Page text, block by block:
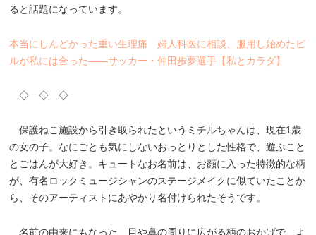
ると話題になっています。
本当にしんどかった重い生理痛 婦人科医に相談、服用し始めたピ
ルが私には合った――サッカー・仲田歩夢選手【私とカラダ】
◇ ◇ ◇
保護ねこ施設から引き取られたというミチルちゃんは、現在1歳
の女の子。なにごとも気にしないおっとりとした性格で、遊ぶこと
とごはんが大好き。キュートなお名前は、お顔に入った特徴的な柄
が、有名ロックミュージシャンのステージメイクに似ていたことか
ら、そのアーティストにあやかり名付けられたそうです。
名前の由来にもなった、目や鼻の周りに広がる柄のおかげで、よ